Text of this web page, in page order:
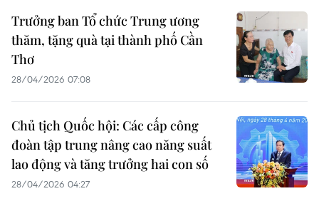
Trưởng ban Tổ chức Trung ương
thăm, tặng quà tại thành phố Cần
Thơ
28/04/2026 07:08
Chủ tịch Quốc hội: Các cấp công
đoàn tập trung nâng cao năng suất
lao động và tăng trưởng hai con số
28/04/2026 04:27